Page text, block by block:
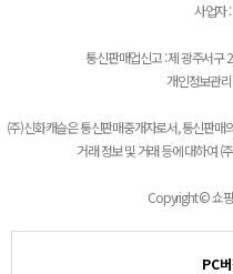
사업자
통신판매업신고 : 제 광주서
개인정보관
(주)신화캐슬은 통신판매중개자로서, 통신판매
거래 정보 및 거래 등에 대하여 (
Copyright © 쇼핑
PC